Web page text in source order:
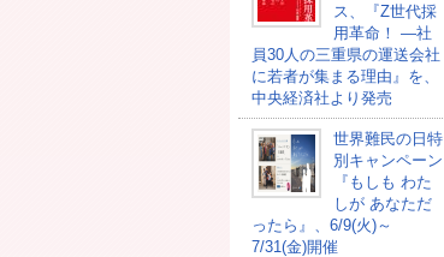
ス、『Z世代採
用革命！ ―社
員30人の三重県の運送会社
に若者が集まる理由』を、
中央経済社より発売
世界難民の日特
別キャンペーン
『もしも わた
しが あなただ
ったら』、6/9(火)～
7/31(金)開催